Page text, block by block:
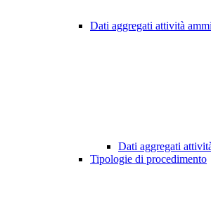
Dati aggregati attività
Dati aggregati
Tipologie di procedimento